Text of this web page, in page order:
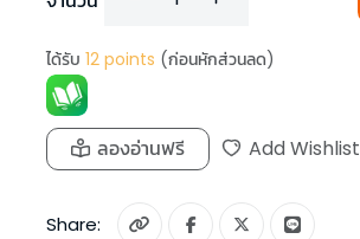
ได้รับ 12 points (ก่อนหักส่วนลด)
ลองอ่านฟรี Add Wishlist
Share: